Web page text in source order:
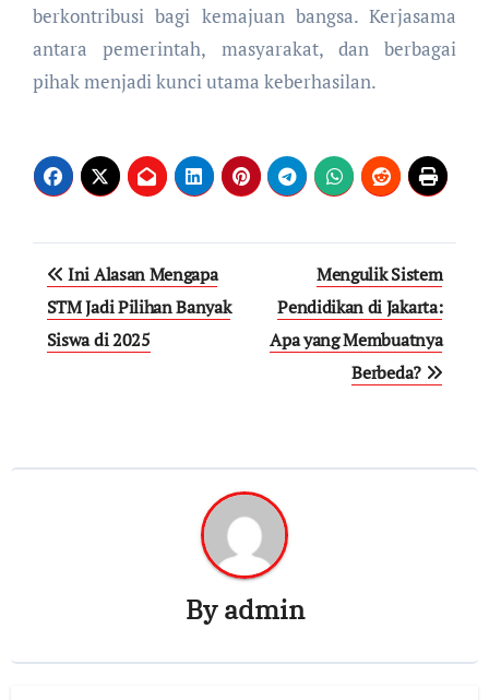
berkontribusi bagi kemajuan bangsa. Kerjasama
antara pemerintah, masyarakat, dan berbagai
pihak menjadi kunci utama keberhasilan.
Post
navigation
Ini Alasan Mengapa
STM Jadi Pilihan Banyak
Siswa di 2025
Mengulik Sistem
Pendidikan di Jakarta:
Apa yang Membuatnya
Berbeda?
Byadmin